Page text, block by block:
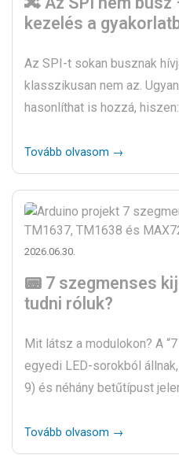
kezelés a
Az SPI-t sokan busznak
klasszikusan nem az.
hasonlíthat is hozzá,
Tovább olvasom →
2026.06.30.
📟 7 szegmenses
tudni róluk?
Mit látsz a modulokon? A
egyedi LED-sorokból
9) és néhány betűtípust
Tovább olvasom →